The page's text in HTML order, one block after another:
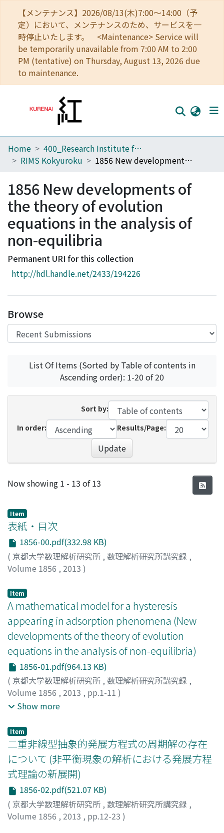
【メンテナンス】2026/08/13(木)7:00～14:00（予
定）において、メンテナンスのため、サービスを一
時停止いたします。 <Maintenance> Service will
be temporarily unavailable from 7:00 AM to 2:00
PM (tentative) on Thursday, August 13, 2026 due
to maintenance.
Home
Browse
Download Ranking
Access Statistics
Library Network
Home
400_Research Institute for Mathematical Sciences
RIMS Kokyuroku
1856 New developments of the theory of evolution equations in the analysis of non-equilibria
1856 New developments of
the theory of evolution
equations in the analysis of
non-equilibria
Permanent URI for this collection
http://hdl.handle.net/2433/194226
Browse
List Of Items (Sorted by Table of contents in
Ascending order): 1-20 of 20
Sort by:
In order:
Results/Page:
Update
Recent Submissions
Now showing 1 - 13 of 13
Item
表紙・目次
1856-00.pdf(332.98 KB)
( 京都大学数理解析研究所 , 数理解析研究所講究録 ,
Volume 1856 , 2013 )
Item
A mathematical model for a hysteresis
appearing in adsorption phenomena (New
developments of the theory of evolution
equations in the analysis of non-equilibria)
1856-01.pdf(964.13 KB)
( 京都大学数理解析研究所 , 数理解析研究所講究録 ,
Volume 1856 , 2013 , pp.1-11 )
Aiki, Toyohiko
ヨヒコ
Show more
Item
二重非線型抽象的発展方程式の周期解の存在
について (非平衡現象の解析における発展方程
式理論の新展開)
1856-02.pdf(521.07 KB)
( 京都大学数理解析研究所 , 数理解析研究所講究録 ,
Volume 1856 , 2013 , pp.12-23 )